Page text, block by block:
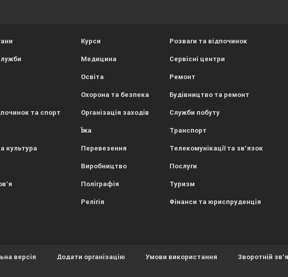
та спорт
культура
Курси
Медицина
Освіта
Охорона та безпека
Організація заходів
Їжа
Перевезення
Виробництво
Поліграфія
Релігія
Розваги та відпочинок
Сервісні центри
Ремонт
Будівництво та ремонт
Служби побуту
Транспорт
Телекомунікації та зв'язок
Послуги
Туризм
Фінанси та юриспруденція
версія Додати організацію Умови використання Зворотній